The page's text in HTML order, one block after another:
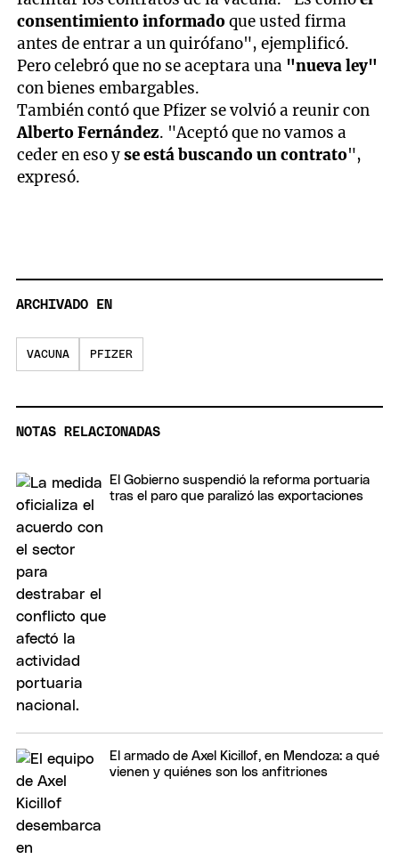
consentimiento informadoque usted firma
antes de entrar a un quirófano", ejemplificó.
Pero celebró que no se aceptara una "nueva ley"
con bienes embargables.
También contó que Pfizer se volvió a reunir con
Alberto Fernández. "Aceptó que no vamos a
ceder en eso yse está buscando un contrato",
expresó.
ARCHIVADO EN
VACUNA PFIZER
NOTAS RELACIONADAS
El Gobierno suspendió la reforma portuaria
tras el paro que paralizó las exportaciones
El armado de Axel Kicillof, en Mendoza: a qué
vienen y quiénes son los anfitriones